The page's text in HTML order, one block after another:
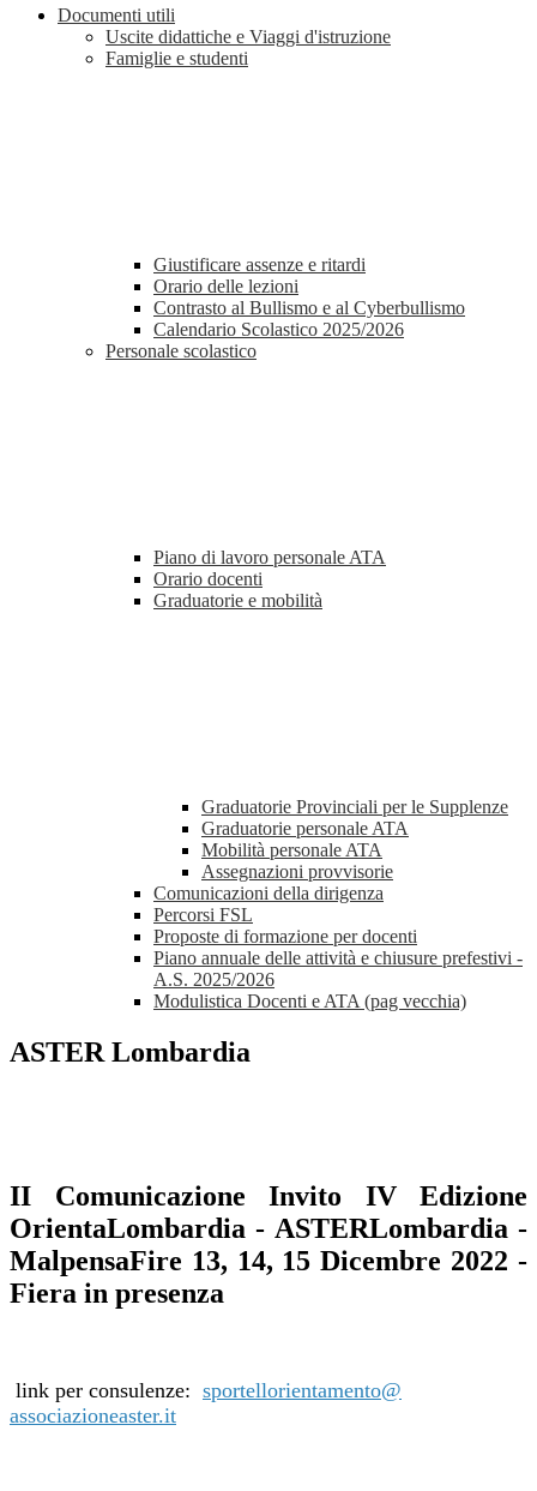
Documenti utili
Uscite didattiche e Viaggi d'istruzione
Famiglie e studenti
Giustificare assenze e ritardi
Orario delle lezioni
Contrasto al Bullismo e al Cyberbullismo
Calendario Scolastico 2025/2026
Personale scolastico
Piano di lavoro personale ATA
Orario docenti
Graduatorie e mobilità
Graduatorie Provinciali per le Supplenze
Graduatorie personale ATA
Mobilità personale ATA
Assegnazioni provvisorie
Comunicazioni della dirigenza
Percorsi FSL
Proposte di formazione per docenti
Piano annuale delle attività e chiusure prefestivi -
A.S. 2025/2026
Modulistica Docenti e ATA (pag vecchia)
ASTER Lombardia
II Comunicazione Invito IV Edizione
OrientaLombardia - ASTERLombardia -
MalpensaFire 13, 14, 15 Dicembre 2022 -
Fiera in presenza
link per consulenze: sportellorientamento@
associazioneaster.it